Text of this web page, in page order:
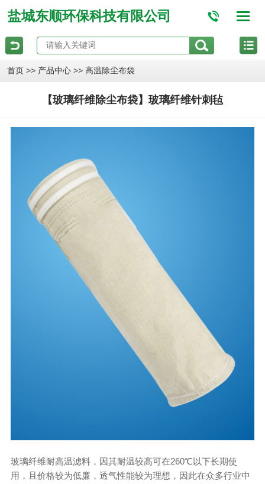
盐城东顺环保科技有限公司
首页 >> 产品中心 >> 高温除尘布袋
【玻璃纤维除尘布袋】玻璃纤维针刺毡
玻璃纤维耐高温滤料，因其耐温较高可在260℃以下长期使
用，且价格较为低廉，透气性能较为理想，因此在众多行业中